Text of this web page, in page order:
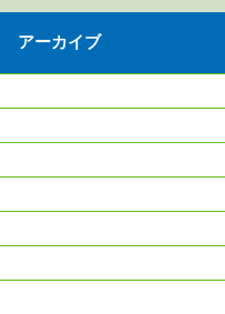
アーカイブ